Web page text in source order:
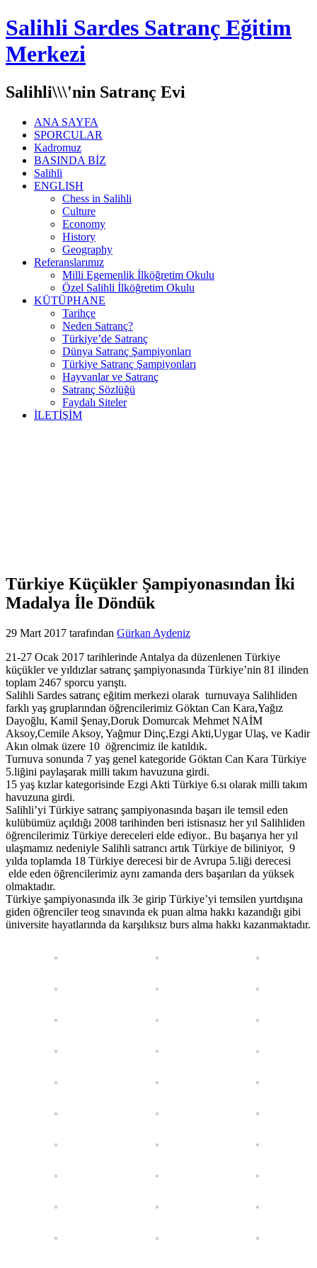
Salihli Sardes Satranç Eğitim
Merkezi
Salihli\\\'nin Satranç Evi
ANA SAYFA
SPORCULAR
Kadromuz
BASINDA BİZ
Salihli
ENGLISH
Chess in Salihli
Culture
Economy
History
Geography
Referanslarımız
Milli Egemenlik İlköğretim Okulu
Özel Salihli İlköğretim Okulu
KÜTÜPHANE
Tarihçe
Neden Satranç?
Türkiye’de Satranç
Dünya Satranç Şampiyonları
Türkiye Satranç Şampiyonları
Hayvanlar ve Satranç
Satranç Sözlüğü
Faydalı Siteler
İLETİŞİM
Türkiye Küçükler Şampiyonasından İki
Madalya İle Döndük
29 Mart 2017 tarafından Gürkan Aydeniz
21-27 Ocak 2017 tarihlerinde Antalya da düzenlenen Türkiye
küçükler ve yıldızlar satranç şampiyonasında Türkiye’nin 81 ilinden
toplam 2467 sporcu yarıştı.
Salihli Sardes satranç eğitim merkezi olarak turnuvaya Salihliden
farklı yaş gruplarından öğrencilerimiz Göktan Can Kara,Yağız
Dayoğlu, Kamil Şenay,Doruk Domurcak Mehmet NAİM
Aksoy,Cemile Aksoy, Yağmur Dinç,Ezgi Akti,Uygar Ulaş, ve Kadir
Akın olmak üzere 10 öğrencimiz ile katıldık.
Turnuva sonunda 7 yaş genel kategoride Göktan Can Kara Türkiye
5.liğini paylaşarak milli takım havuzuna girdi.
15 yaş kızlar kategorisinde Ezgi Akti Türkiye 6.sı olarak milli takım
havuzuna girdi.
Salihli’yi Türkiye satranç şampiyonasında başarı ile temsil eden
kulübümüz açıldığı 2008 tarihinden beri istisnasız her yıl Salihliden
öğrencilerimiz Türkiye dereceleri elde ediyor.. Bu başarıya her yıl
ulaşmamız nedeniyle Salihli satrancı artık Türkiye de biliniyor, 9
yılda toplamda 18 Türkiye derecesi bir de Avrupa 5.liği derecesi
elde eden öğrencilerimiz aynı zamanda ders başarıları da yüksek
olmaktadır.
Türkiye şampiyonasında ilk 3e girip Türkiye’yi temsilen yurtdışına
giden öğrenciler teog sınavında ek puan alma hakkı kazandığı gibi
üniversite hayatlarında da karşılıksız burs alma hakkı kazanmaktadır.